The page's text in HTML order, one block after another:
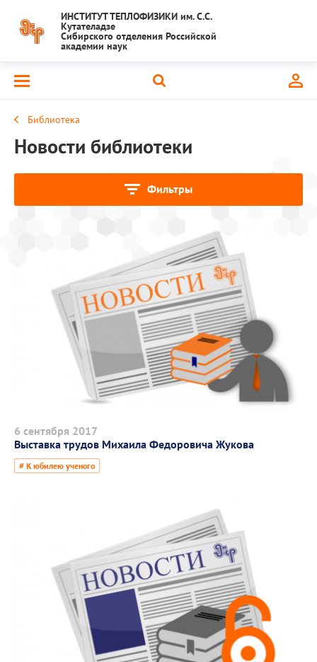
ИНСТИТУТ ТЕПЛОФИЗИКИ им. С.С.
Кутателадзе
Сибирского отделения Российской
академии наук
Библиотека
Новости библиотеки
Фильтры
6 сентября 2017
Выставка трудов Михаила Федоровича Жукова
# К юбилею ученого